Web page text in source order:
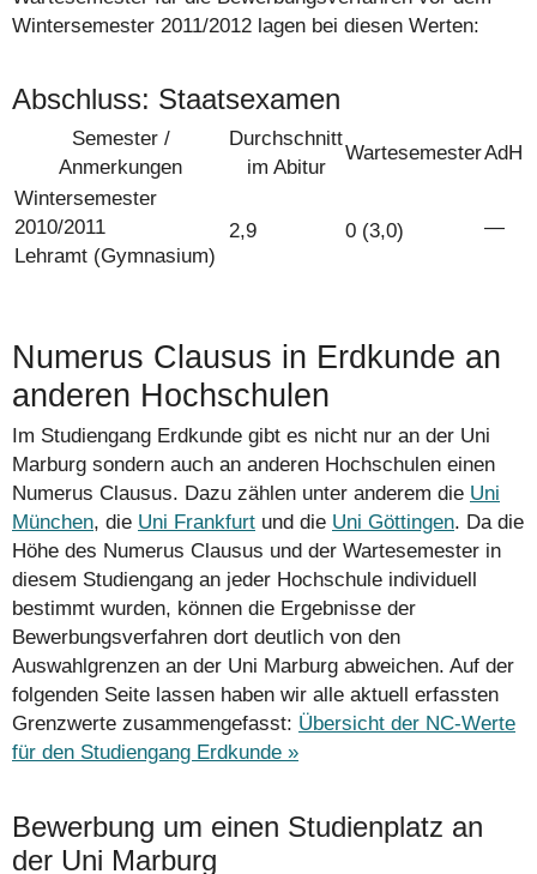
Wintersemester 2011/2012 lagen bei diesen Werten:
Abschluss: Staatsexamen
Semester /
Anmerkungen
Durchschnitt
im Abitur
WartesemesterAdH
Wintersemester
2010/2011
Lehramt (Gymnasium)
2,9 0 (3,0) ―
Numerus Clausus in Erdkunde an
anderen Hochschulen
Im Studiengang Erdkunde gibt es nicht nur an der Uni
Marburg sondern auch an anderen Hochschulen einen
Numerus Clausus. Dazu zählen unter anderem die Uni
München, die Uni Frankfurt und die Uni Göttingen. Da die
Höhe des Numerus Clausus und der Wartesemester in
diesem Studiengang an jeder Hochschule individuell
bestimmt wurden, können die Ergebnisse der
Bewerbungs­verfahren dort deutlich von den
Auswahlgrenzen an der Uni Marburg abweichen. Auf der
folgenden Seite lassen haben wir alle aktuell erfassten
Grenzwerte zusammengefasst: Übersicht der NC-Werte
für den Studiengang Erdkunde »
Bewerbung um einen Studienplatz an
der Uni Marburg